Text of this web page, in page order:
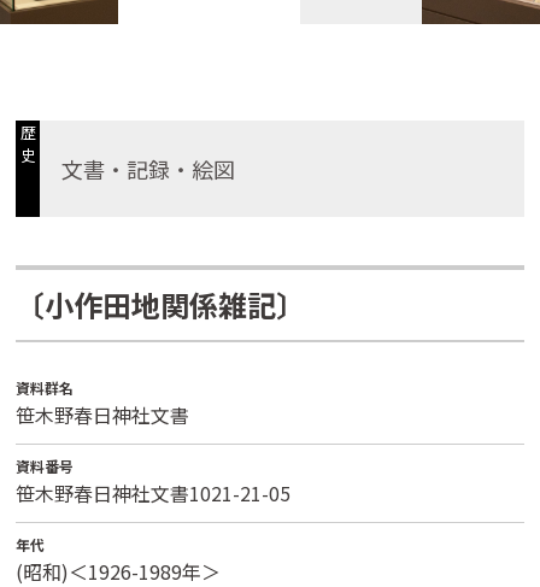
歴
史
文書・記録・絵図
〔小作田地関係雑記〕
資料群名
笹木野春日神社文書
資料番号
笹木野春日神社文書1021-21-05
年代
(昭和)＜1926-1989年＞